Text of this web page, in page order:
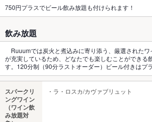
750円プラスでビール飲み放題も付けられます！
飲み放題
Ruuumでは炭火と煮込みに寄り添う、厳選された
が充実しているため、どなたでも楽しむことができる
す。120分制（90分ラストオーダー）ビール付きはプ
スパークリ
ングワイン
（ワイン飲
み放題対
・ラ・ロスカ/カヴァブリュット